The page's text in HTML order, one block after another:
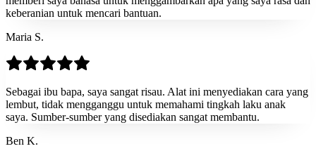
keberanian untuk mencari bantuan.
Maria S.
Sebagai ibu bapa, saya sangat risau. Alat ini menyediakan cara yang
lembut, tidak mengganggu untuk memahami tingkah laku anak
saya. Sumber-sumber yang disediakan sangat membantu.
Ben K.